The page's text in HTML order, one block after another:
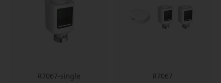
R7067-single
R7067